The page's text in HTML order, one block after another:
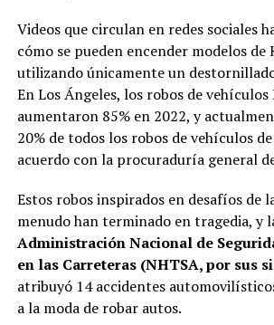
Videos que circulan en redes sociales
cómo se pueden encender modelos de
utilizando únicamente un
En Los Ángeles, los robos de vehículos
aumentaron 85% en 2022, y
20% de todos los robos de vehículos
acuerdo con la procuraduría general
Estos robos inspirados en desafíos de
menudo han terminado en tragedia, y
Administración Nacional de
en las Carreteras (NHTSA, por sus
atribuyó 14 accidentes
a la moda de robar autos.